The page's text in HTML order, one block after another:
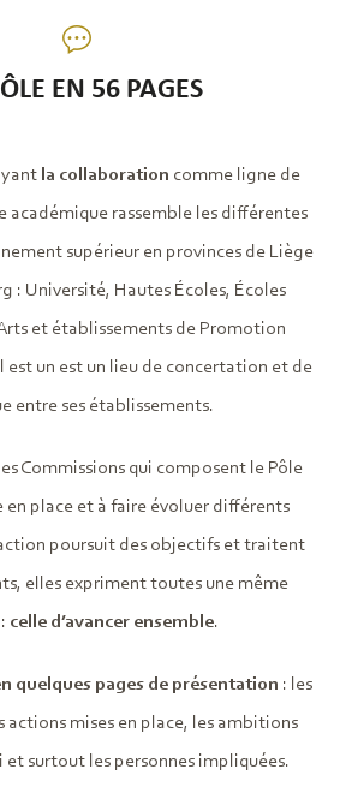
EN 56 PAGES
la collaboration comme ligne de
académique rassemble les différentes
supérieur en provinces de Liège
: Université, Hautes Écoles, Écoles
et établissements de Promotion
est un est un lieu de concertation et de
entre ses établissements.
Commissions qui composent le Pôle
place et à faire évoluer différents
poursuit des objectifs et traitent
elles expriment toutes une même
celle d’avancer ensemble.
quelques pages de présentation : les
actions mises en place, les ambitions
et surtout les personnes impliquées.